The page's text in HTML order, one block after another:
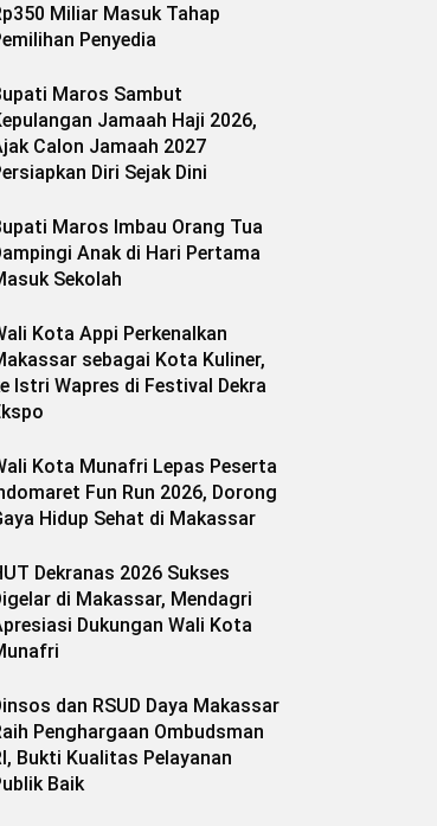
Miliar Masuk Tahap
Penyedia
Maros Sambut
Jamaah Haji 2026,
Calon Jamaah 2027
Diri Sejak Dini
Maros Imbau Orang Tua
Anak di Hari Pertama
Sekolah
Kota Appi Perkenalkan
sebagai Kota Kuliner,
Istri Wapres di Festival Dekra
Kota Munafri Lepas Peserta
Fun Run 2026, Dorong
Hidup Sehat di Makassar
Dekranas 2026 Sukses
di Makassar, Mendagri
Dukungan Wali Kota
dan RSUD Daya Makassar
Penghargaan Ombudsman
Bukti Kualitas Pelayanan
Baik